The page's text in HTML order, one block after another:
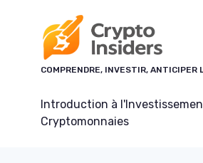
COMPRENDRE, INVESTIR, ANTICIPER
Introduction à
Cryptomonnaies